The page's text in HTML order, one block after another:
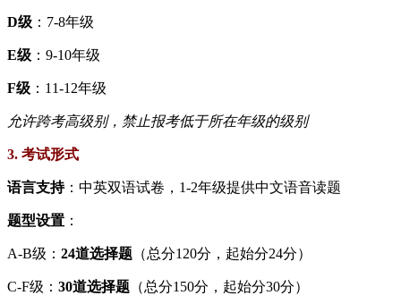
​D级​ ​：7-8年级
​E级​ ​：9-10年级
​F级​ ​：11-12年级
允许跨考高级别，禁止报考低于所在年级的级别
3. 考试形式
​语言支持​​：中英双语试卷，1-2年级提供中文语音读题
​题型设置​ ​：
A-B级：​ ​24道选择题​ ​（总分120分，起始分24分）
C-F级：​ ​30道选择题​ ​（总分150分，起始分30分）